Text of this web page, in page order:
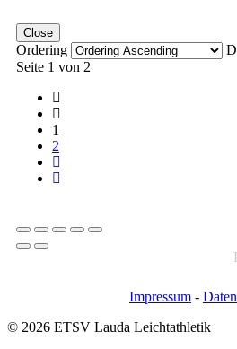
Close
Ordering
Seite 1 von 2
1
2
Impressum -
© 2026 ETSV Lauda Leichtathletik